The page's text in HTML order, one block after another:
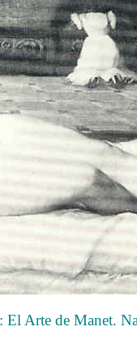
El Arte de Manet.